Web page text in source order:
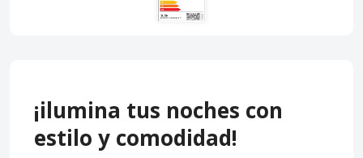
¡ilumina tus noches con
estilo y comodidad!